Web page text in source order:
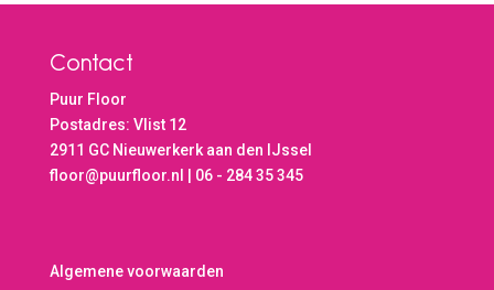
Contact
Puur Floor
Postadres: Vlist 12
2911 GC Nieuwerkerk aan den IJssel
floor@puurfloor.nl | 06 - 284 35 345
Algemene voorwaarden